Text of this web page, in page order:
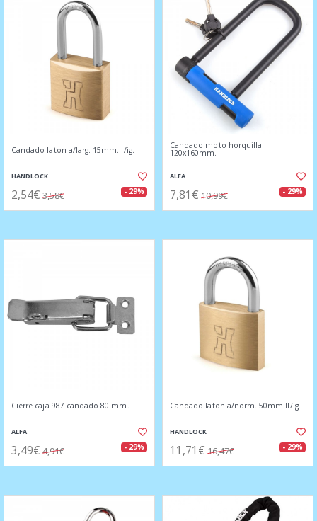
Candado laton a/larg. 15mm.ll/ig.
HANDLOCK
2,54€ 3,58€ - 29%
Candado moto horquilla
120x160mm.
ALFA
7,81€ 10,99€ - 29%
Cierre caja 987 candado 80 mm.
ALFA
3,49€ 4,91€ - 29%
Candado laton a/norm. 50mm.ll/ig.
HANDLOCK
11,71€ 16,47€ - 29%